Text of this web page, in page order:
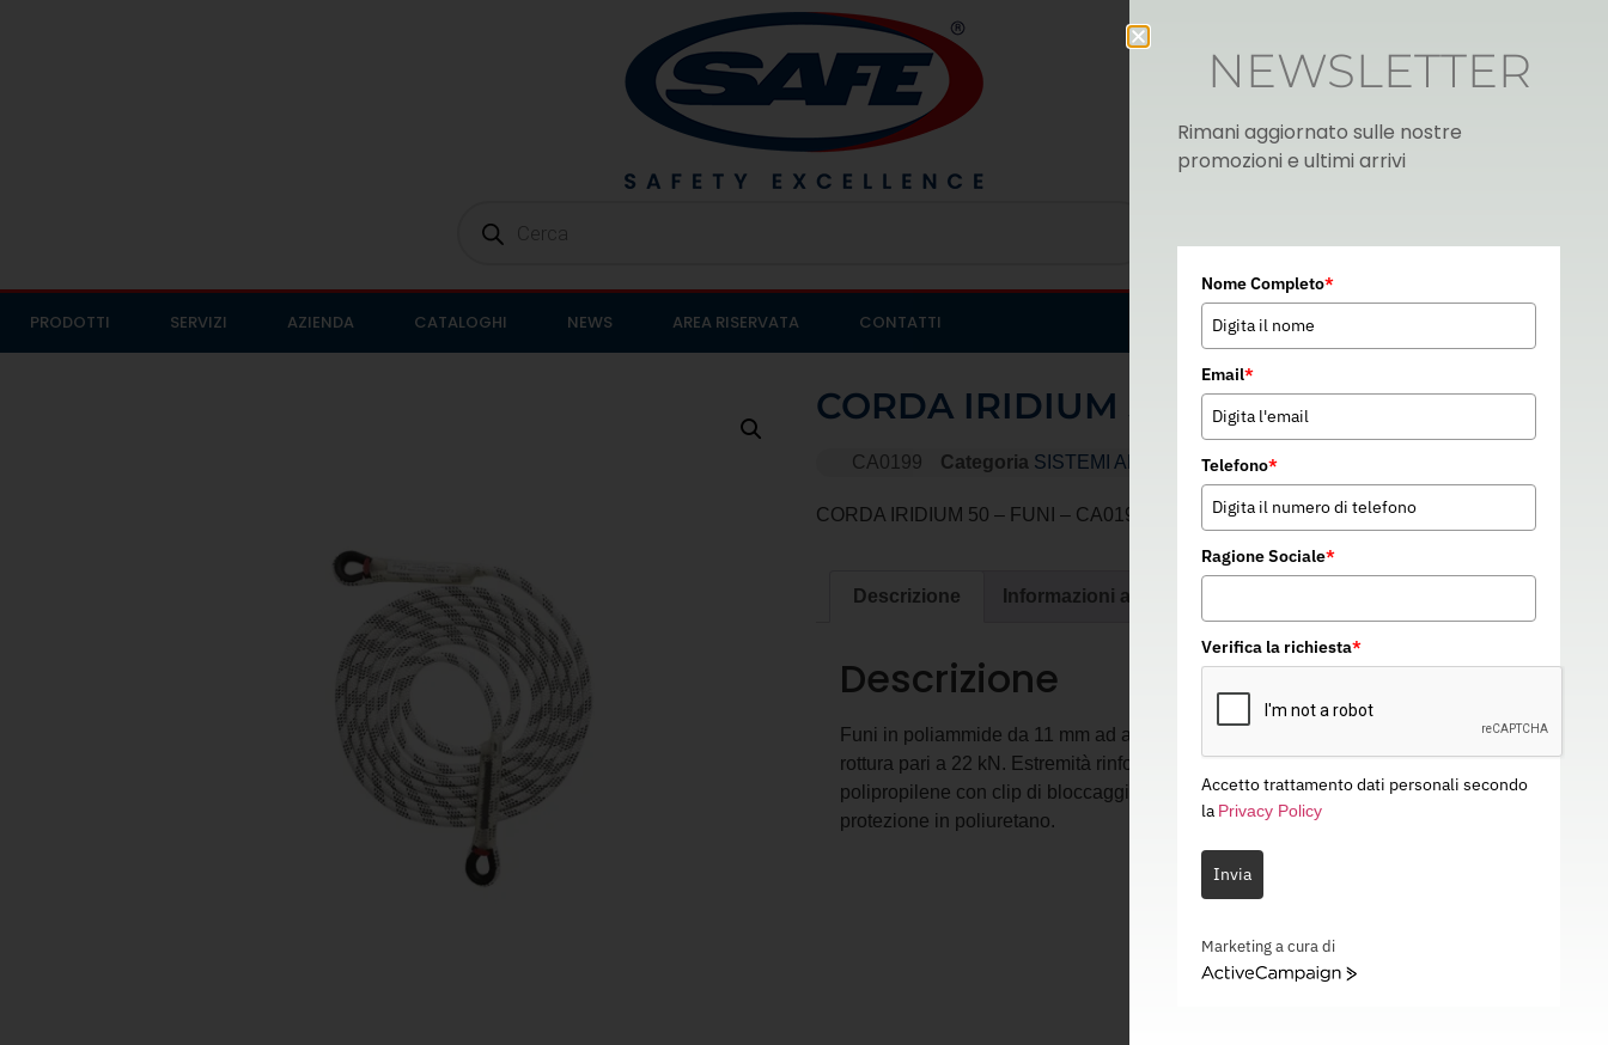
PRODOTTI SERVIZI AZIENDA CATALOGHI NEWS AREA RISERVATA CONTATTI
CORDA IRIDIUM 50
CA0199 Categoria SISTEMI ANTICADUTA
CORDA IRIDIUM 50 – FUNI – CA0199
Descrizione Informazioni aggiuntive
Descrizione
Funi in poliammide da 11 mm ad altissima resistenza con carico di
rottura pari a 22 kN. Estremità rinforzate mediante redance in
polipropilene con clip di bloccaggio in poliammide e guaine di
protezione in poliuretano.
NEWSLETTER
Rimani aggiornato sulle nostre
promozioni e ultimi arrivi
Nome Completo*
Email*
Telefono*
Ragione Sociale*
Verifica la richiesta*
Accetto trattamento dati personali secondo
la Privacy Policy
Invia
Marketing a cura di
ActiveCampaign